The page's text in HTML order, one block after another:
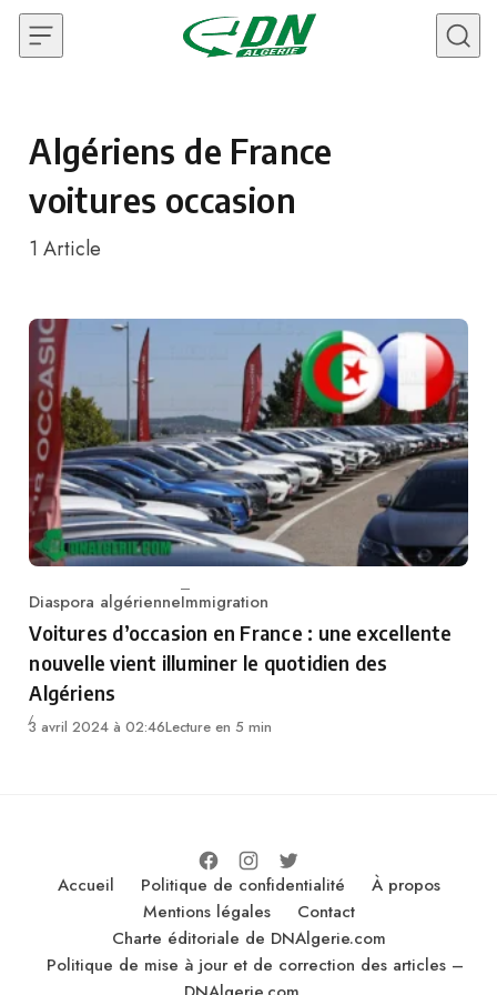
Skip to content
Algériens de France
voitures occasion
1 Article
Category
Diaspora algérienneImmigration
Voitures d’occasion en France : une excellente
nouvelle vient illuminer le quotidien des
Algériens
3 avril 2024 à 02:46Lecture en 5 min
Accueil Politique de confidentialité
À propos
Mentions légales
Contact
Charte éditoriale de DNAlgerie.com
Politique de mise à jour et de correction des articles –